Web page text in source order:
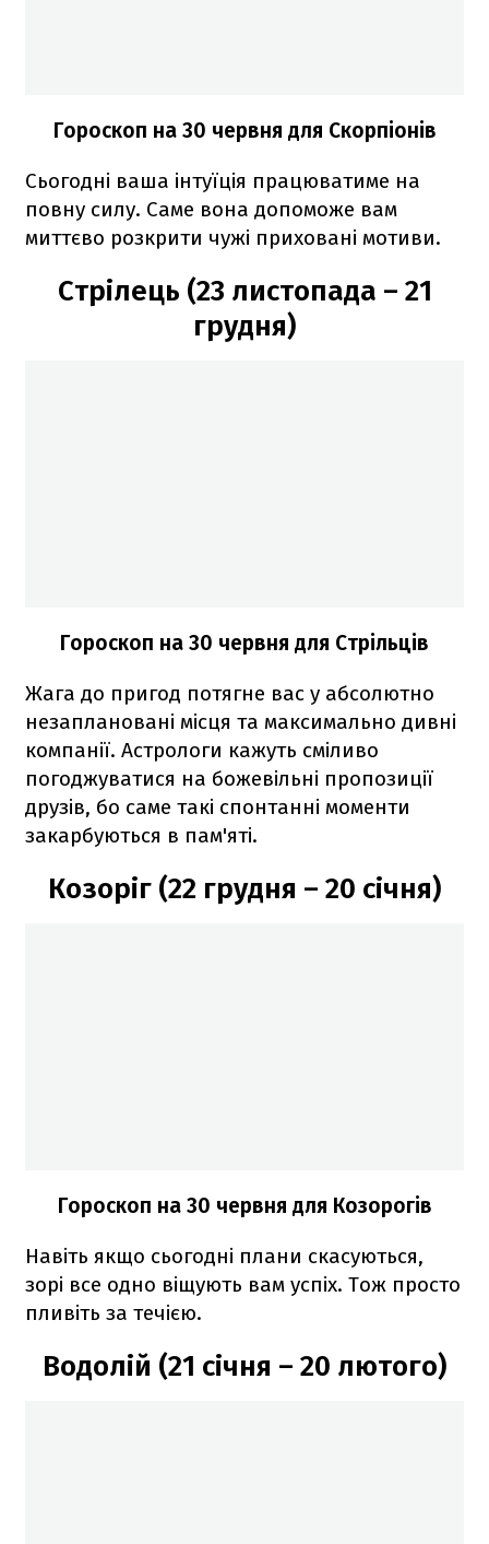
Гороскоп на 30 червня для Скорпіонів
Сьогодні ваша інтуїція працюватиме на
повну силу. Саме вона допоможе вам
миттєво розкрити чужі приховані мотиви.
Стрілець (23 листопада – 21
грудня)
Гороскоп на 30 червня для Стрільців
Жага до пригод потягне вас у абсолютно
незаплановані місця та максимально дивні
компанії. Астрологи кажуть сміливо
погоджуватися на божевільні пропозиції
друзів, бо саме такі спонтанні моменти
закарбуються в пам'яті.
Козоріг (22 грудня – 20 січня)
Гороскоп на 30 червня для Козорогів
Навіть якщо сьогодні плани скасуються,
зорі все одно віщують вам успіх. Тож просто
пливіть за течією.
Водолій (21 січня – 20 лютого)